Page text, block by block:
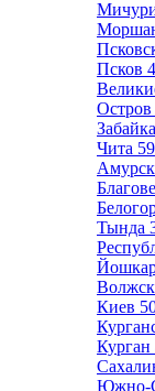
Псков
Остров
Чита 59
Тында
Волжск
Киев
Курган
Южно-